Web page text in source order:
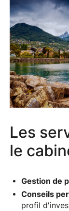
Les
le
Gestion de
Conseils
profil